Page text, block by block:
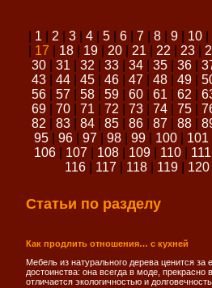
1| 2| 3| 4| 5| 6| 7 8| 9| 10|
17 18| 19| 20| 21| 22| 23|
30| 31| 32| 33| 34| 35| 36|
43| 44| 45| 46| 47 48| 49|
56| 57 58| 59| 60| 61| 62|
69| 70| 71| 72| 73| 74| 75|
82| 83| 84| 85| 86| 87 88|
95| 96| 97 98| 99| 100| 101|
106
107 108 109 110 111
116| 117 118| 119| 120|
Статьи по разделу
Как продлить отношения… с кухней
Мебель из натурального дерева ценится
достоинства: она всегда в моде, прекрасно
отличается экологичностью и